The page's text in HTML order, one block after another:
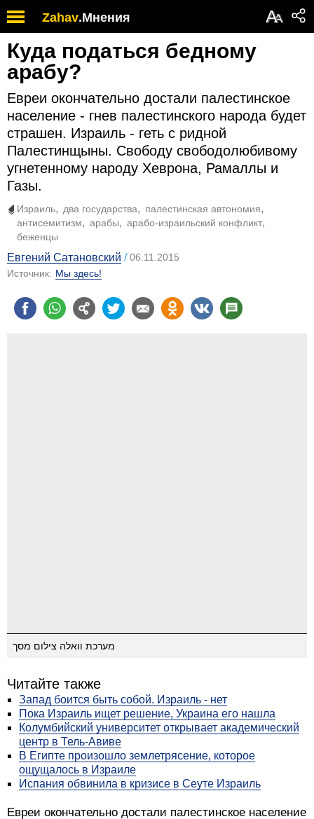
Zahav.Мнения АА
Куда податься бедному
арабу?
Евреи окончательно достали палестинское
население - гнев палестинского народа будет
страшен. Израиль - геть с ридной
Палестинщыны. Свободу свободолюбивому
угнетенному народу Хеврона, Рамаллы и
Газы.
Израиль два государства
палестинская автономия
антисемитизм
арабы
арабо-израильский конфликт
беженцы
Евгений Сатановский
06.11.2015
Источник: Мы здесь!
מערכת וואלה צילום מסך
Читайте также
Запад боится быть собой. Израиль - нет
Пока Израиль ищет решение, Украина его нашла
Колумбийский университет открывает академический
центр в Тель-Авиве
В Египте произошло землетрясение, которое
ощущалось в Израиле
Испания обвинила в кризисе в Сеуте Израиль
Евреи окончательно достали палестинское население